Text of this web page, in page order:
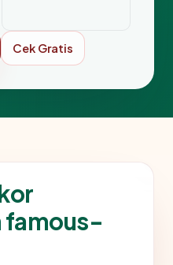
Cek Gratis
famous-